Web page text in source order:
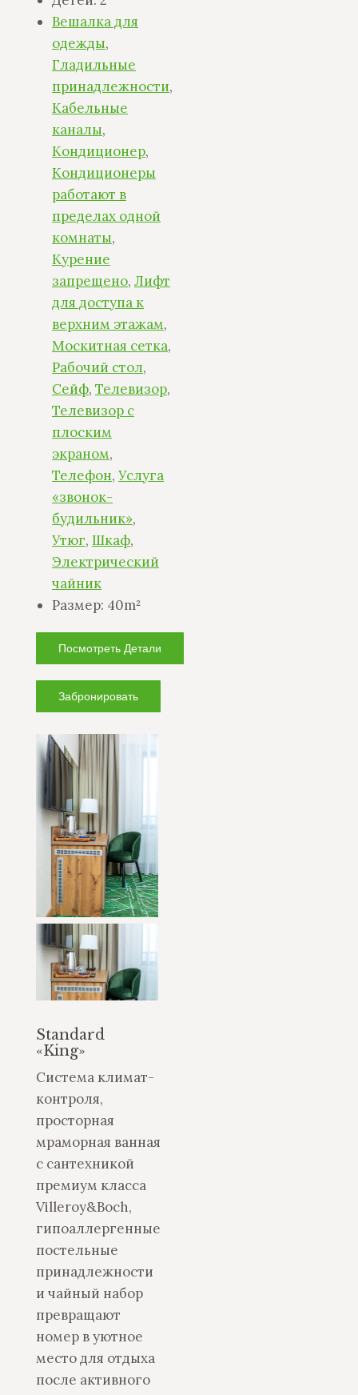
Вешалка для
одежды,
Гладильные
принадлежности,
Кабельные
каналы,
Кондиционер,
Кондиционеры
работают в
пределах одной
комнаты,
Курение
запрещено, Лифт
для доступа к
верхним этажам,
Москитная сетка,
Рабочий стол,
Сейф, Телевизор,
Телевизор с
плоским
экраном,
Телефон, Услуга
«звонок-
будильник»,
Утюг, Шкаф,
Электрический
чайник
Размер: 40m²
Посмотреть Детали
Забронировать
Standard
«King»
Система климат-
контроля,
просторная
мраморная ванная
с сантехникой
премиум класса
Villeroy&Boch,
гипоаллергенные
постельные
принадлежности
и чайный набор
превращают
номер в уютное
место для отдыха
после активного